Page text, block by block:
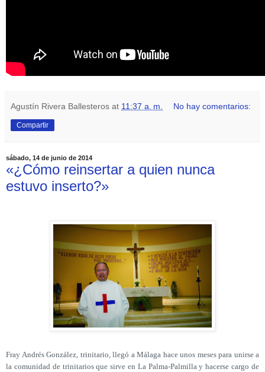
Agustín Rivera Ballesteros at 11:37 a. m. No hay comentarios:
Compartir
sábado, 14 de junio de 2014
«¿Cómo reinsertar a quien nunca
estuvo inserto?»
Fray Andrés González, trinitario, llegó a Málaga hace unos meses para unirse a
la comunidad de trinitarios que sirve en La Palma-Palmilla y hacerse cargo de